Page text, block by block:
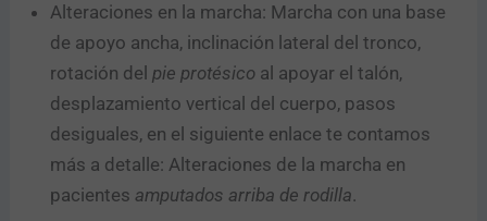
Alteraciones en la marcha: Marcha con una base
de apoyo ancha, inclinación lateral del tronco,
rotación delpie protésico al apoyar el talón,
desplazamiento vertical del cuerpo, pasos
desiguales, en el siguiente enlace te contamos
más a detalle: Alteraciones de la marcha en
pacientes amputados arriba de rodilla.